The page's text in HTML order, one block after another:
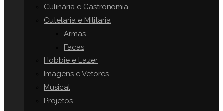
Culinária e Gastronomia
Cutelaria e Militaria
Armas
Facas
Hobbie e Lazer
Imagens e Vetores
Musical
Projetos